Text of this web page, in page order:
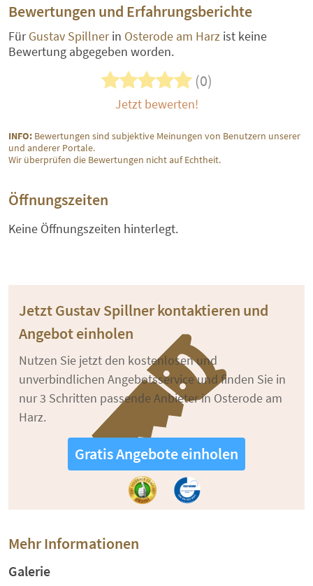
Bewertungen und Erfahrungsberichte
FürGustav Spillnerin Osterode am Harz ist keine
Bewertung abgegeben worden.
(0)
Jetzt bewerten!
INFO: Bewertungen sind subjektive Meinungen von Benutzern unserer
und anderer Portale.
Wir überprüfen die Bewertungen nicht auf Echtheit.
Öffnungszeiten
Keine Öffnungszeiten hinterlegt.
Jetzt Gustav Spillner kontaktieren und
Angebot einholen
Nutzen Sie jetzt den kostenlosen und
unverbindlichen Angebotsservice und finden Sie in
nur 3 Schritten passende Anbieter in Osterode am
Harz.
Gratis Angebote einholen
Mehr Informationen
Galerie